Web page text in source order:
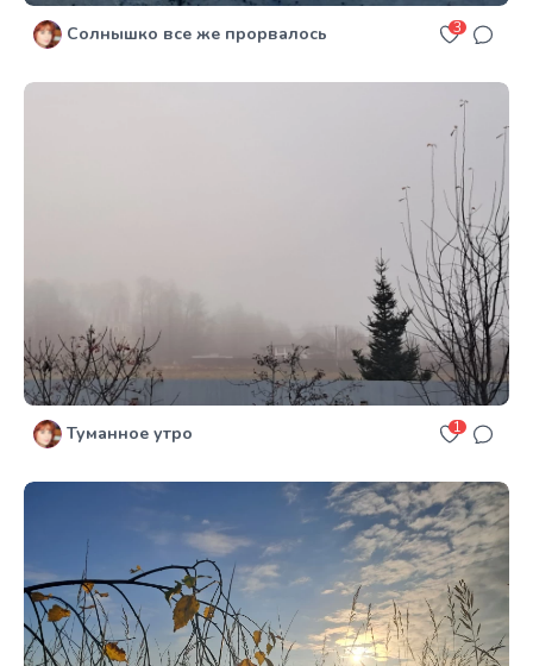
Солнышко все же прорвалось 3
Туманное утро 1